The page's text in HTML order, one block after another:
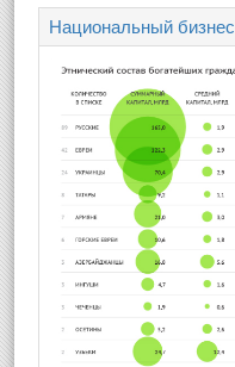
Национальный бизнес